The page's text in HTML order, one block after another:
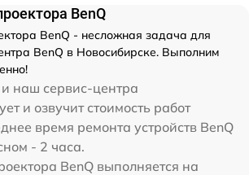
BenQ
BenQ - несложная задача для
BenQ в Новосибирске. Выполним
наш сервис-центра
и озвучит стоимость работ
время ремонта устройств BenQ
- 2 часа.
BenQ выполняется на